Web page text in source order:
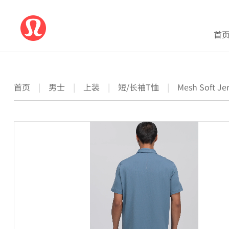
首
首页 | 男士 | 上装 | 短/长袖T恤 | Mesh Soft